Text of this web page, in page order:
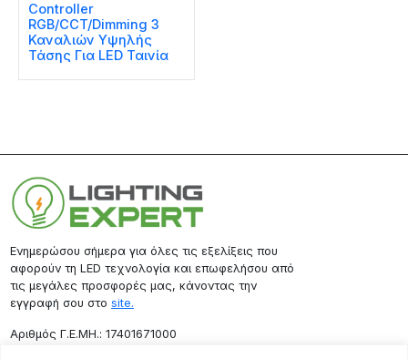
Controller
RGB/CCT/Dimming 3
Καναλιών Υψηλής
Τάσης Για LED Ταινία
Ενημερώσου σήμερα για όλες τις εξελίξεις που
αφορούν τη LED τεχνολογία και επωφελήσου από
τις μεγάλες προσφορές μας, κάνοντας την
εγγραφή σου στο site.
Aριθμός Γ.Ε.ΜΗ.: 17401671000